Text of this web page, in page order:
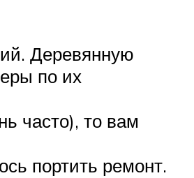
Деревянную
по их
часто), то вам
портить ремонт.